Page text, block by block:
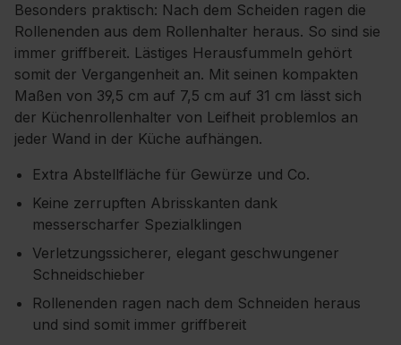
Besonders praktisch: Nach dem Scheiden ragen die
Rollenenden aus dem Rollenhalter heraus. So sind sie
immer griffbereit. Lästiges Herausfummeln gehört
somit der Vergangenheit an. Mit seinen kompakten
Maßen von 39,5 cm auf 7,5 cm auf 31 cm lässt sich
der Küchenrollenhalter von Leifheit problemlos an
jeder Wand in der Küche aufhängen.
Extra Abstellfläche für Gewürze und Co.
Keine zerrupften Abrisskanten dank
messerscharfer Spezialklingen
Verletzungssicherer, elegant geschwungener
Schneidschieber
Rollenenden ragen nach dem Schneiden heraus
und sind somit immer griffbereit